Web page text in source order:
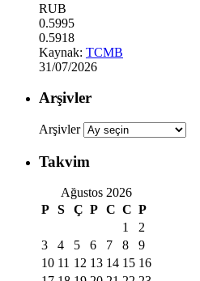
RUB
0.5995
0.5918
Kaynak: TCMB
31/07/2026
Arşivler
Arşivler
Takvim
Ağustos 2026
P S Ç P C C P
1
2
3
4 5 6 7 8
9
10 11 12 13 14 15 16